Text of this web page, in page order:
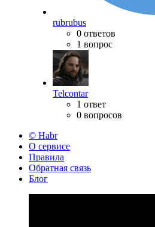
rubrubus
0 ответов
1 вопрос
Telcontar
1 ответ
0 вопросов
© Habr
О сервисе
Правила
Обратная связь
Блог